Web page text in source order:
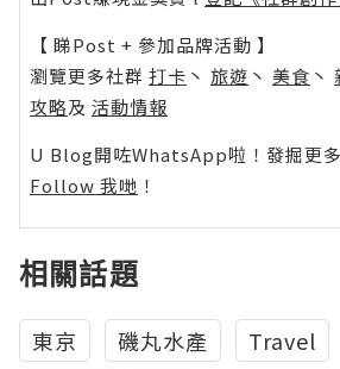
【 睇Post + 參加品牌活動 】
瀏覽更多社群 打卡 丶 旅遊 丶 美食 丶
攻略及 活動情報
U Blog開咗WhatsApp啦！發掘更多
Follow 我哋 ！
相關話題
東京 磯丸水產 Travel